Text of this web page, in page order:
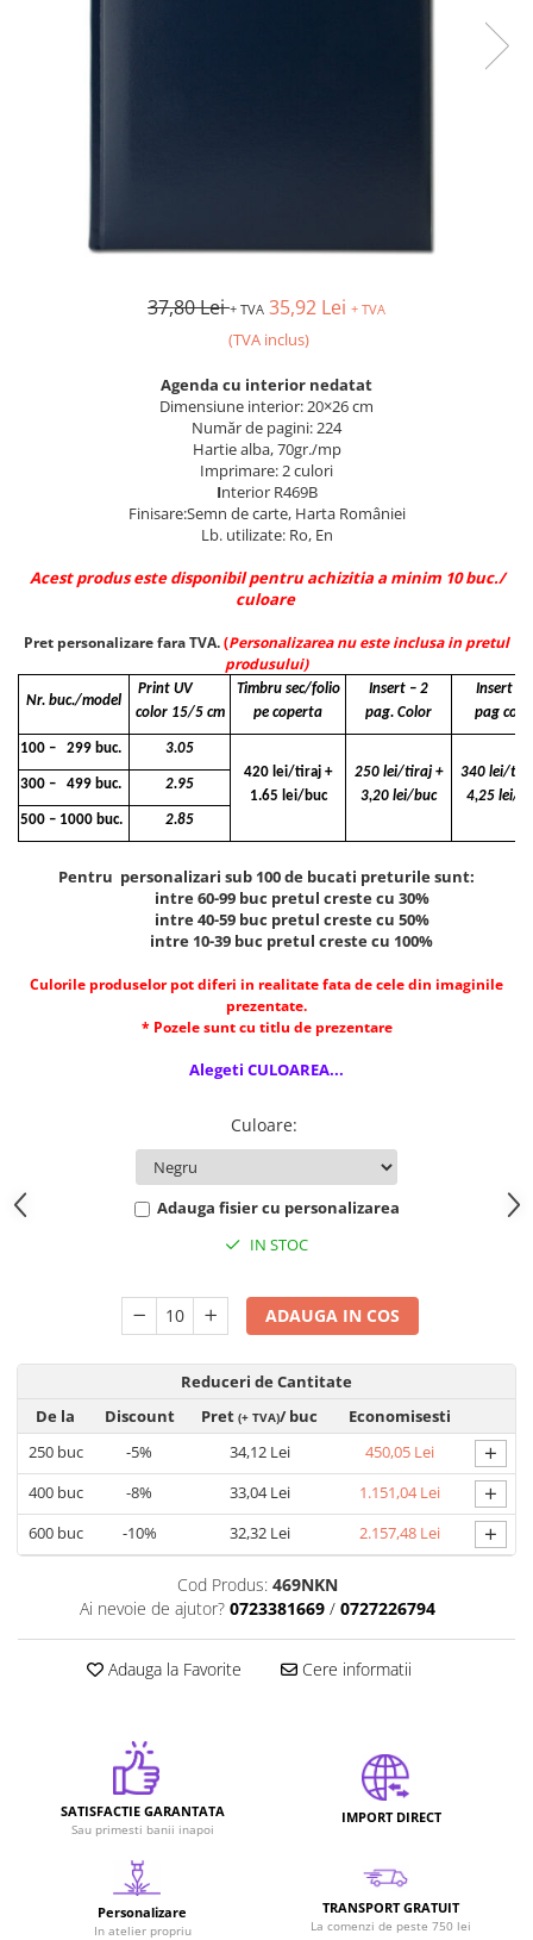
37,80 Lei+ TVA 35,92 Lei + TVA
(TVA inclus)
Agenda cu interior nedatat
Dimensiune interior: 20×26 cm
Număr de pagini: 224
Hartie alba, 70gr./mp
Imprimare: 2 culori
Interior R469B
Finisare:Semn de carte, Harta României
Lb. utilizate: Ro, En
Acest produs este disponibil pentru achizitia a minim 10 buc./
culoare
Pret personalizare fara TVA.(Personalizarea nu este inclusa in pretul
produsului)
Nr. buc./model
Print UV
color 15/5 cm
Timbru sec/folio
pe coperta
Insert – 2
pag. Color
Insert - 4
pag
100 – 299 buc.
3.05
420 lei/tiraj +
1.65 lei/buc
250 lei/tiraj +
3,20 lei/buc
340 lei/
4,25 lei/
300 – 499 buc. 2.95
500 – 1000 buc. 2.85
Pentru personalizari sub 100 de bucati preturile sunt:
intre 60-99 buc pretul creste cu 30%
intre 40-59 buc pretul creste cu 50%
intre 10-39 buc pretul creste cu 100%
Culorile produselor pot diferi in realitate fata de cele din imaginile
prezentate.
* Pozele sunt cu titlu de prezentare
Alegeti CULOAREA...
Culoare:
Adauga fisier cu personalizarea
IN STOC
ADAUGA IN COS
Reduceri de Cantitate
De la
Discount Pret (+ TVA)/ buc
Economisesti
250buc -5% 34,12 Lei 450,05 Lei +
400buc -8% 33,04 Lei 1.151,04 Lei +
600buc -10% 32,32 Lei 2.157,48 Lei +
Cod Produs: 469NKN
Ai nevoie de ajutor? 0723381669 / 0727226794
Adauga la Favorite Cere informatii
SATISFACTIE GARANTATA
Sau primesti banii inapoi
IMPORT DIRECT
Personalizare
In atelier propriu
TRANSPORT GRATUIT
La comenzi de peste 750 lei